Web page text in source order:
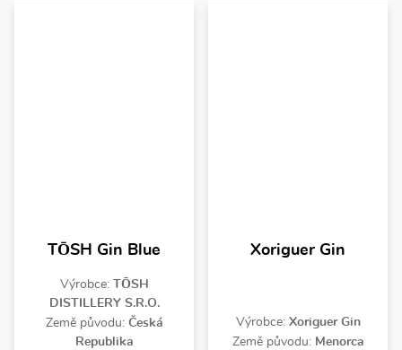
TŌSH Gin Blue
Výrobce: TŌSH
DISTILLERY S.R.O.
Země původu: Česká
Republika
Xoriguer Gin
Výrobce: Xoriguer Gin
Země původu: Menorca